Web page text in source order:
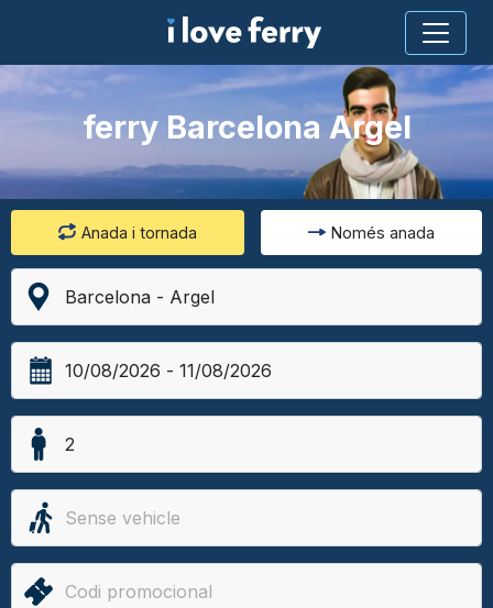
Anada i tornada Només anada
ferry Barcelona Argel